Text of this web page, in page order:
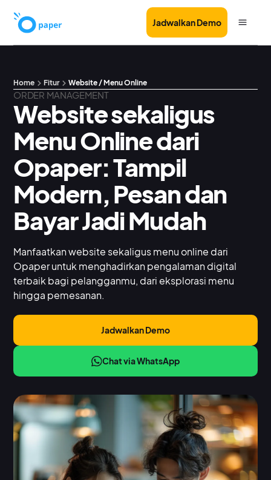
Jadwalkan Demo
Home Fitur Website / Menu Online
ORDER MANAGEMENT
Website sekaligus
Menu Online dari
Opaper: Tampil
Modern, Pesan dan
Bayar Jadi Mudah
Manfaatkan website sekaligus menu online dari
Opaper untuk menghadirkan pengalaman digital
terbaik bagi pelangganmu, dari eksplorasi menu
hingga pemesanan.
Jadwalkan Demo
Chat via WhatsApp